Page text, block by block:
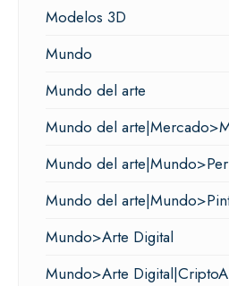
Modelos 3D
Mundo
Mundo del arte
Mundo del
Mundo del
Mundo del
Mundo>Arte Digital
Mundo>Arte